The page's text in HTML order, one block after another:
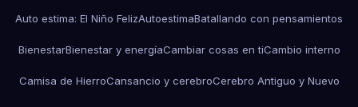
Auto estima: El Niño FelizAutoestimaBatallando con pensamientos
BienestarBienestar y energíaCambiar cosas en tiCambio interno
Camisa de HierroCansancio y cerebroCerebro Antiguo y Nuevo